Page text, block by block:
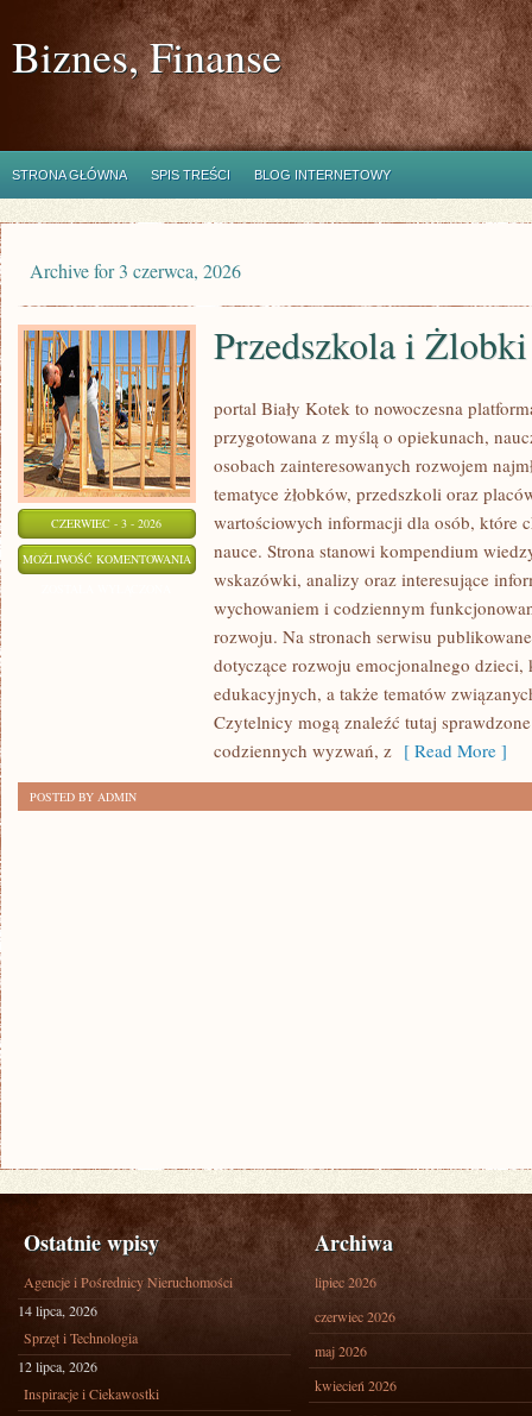
Biznes, Finanse
STRONA GŁÓWNA SPIS TREŚCI BLOG INTERNETOWY
Archive for 3 czerwca, 2026
CZERWIEC - 3 - 2026
MOŻLIWOŚĆ KOMENTOWANIA PRZEDSZKOLA
ŻLOBKI
Przedszkola i Żlobki
portal Biały Kotek to nowoczesna
przygotowana z myślą o opiekunach,
osobach zainteresowanych rozwojem
tematyce żłobków, przedszkoli oraz
wartościowych informacji dla osób, które
nauce. Strona stanowi kompendium
wskazówki, analizy oraz interesujące
wychowaniem i codziennym
rozwoju. Na stronach serwisu
dotyczące rozwoju emocjonalnego dzieci,
edukacyjnych, a także tematów
Czytelnicy mogą znaleźć tutaj
codziennych wyzwań, z [ Read More ]
POSTED BY ADMIN
Ostatnie wpisy
Agencje i Pośrednicy Nieruchomości
14 lipca, 2026
Sprzęt i Technologia
12 lipca, 2026
Inspiracje i Ciekawostki
Archiwa
lipiec 2026
czerwiec 2026
maj 2026
kwiecień 2026